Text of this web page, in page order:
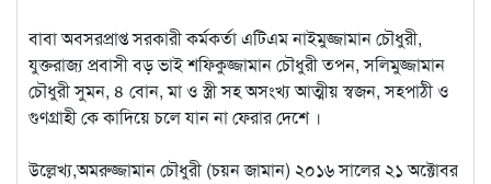
বাবা অবসরপ্রাপ্ত সরকারী কর্মকর্তা এটিএম নাইমুজ্জামান চৌধুরী,
যুক্তরাজ্য প্রবাসী বড় ভাই শফিকুজ্জামান চৌধুরী তপন, সলিমুজ্জামান
চৌধুরী সুমন, ৪ বোন, মা ও স্ত্রী সহ অসংখ্য আত্মীয় স্বজন, সহপাঠী ও
গুণগ্রাহী কে কাদিয়ে চলে যান না ফেরার দেশে ।
উল্লেখ্য,অমরুজ্জামান চৌধুরী (চয়ন জামান) ২০১৬ সালের ২১ অক্টোবর